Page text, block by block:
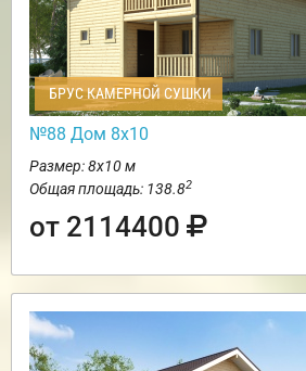
БРУС КАМЕРНОЙ СУШКИ
№88 Дом 8х10
Размер: 8х10 м
Общая площадь: 138.82
от 2114400